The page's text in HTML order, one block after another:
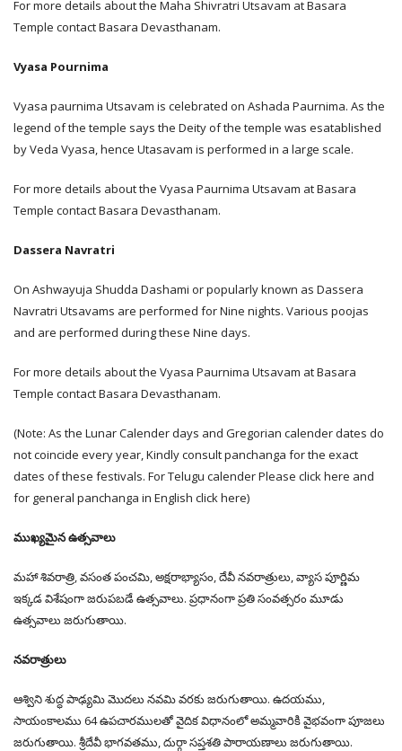
For more details about the Maha Shivratri Utsavam at Basara
Temple contact Basara Devasthanam.
Vyasa Pournima
Vyasa paurnima Utsavam is celebrated on Ashada Paurnima. As the
legend of the temple says the Deity of the temple was esatablished
by Veda Vyasa, hence Utasavam is performed in a large scale.
For more details about the Vyasa Paurnima Utsavam at Basara
Temple contact Basara Devasthanam.
Dassera Navratri
On Ashwayuja Shudda Dashami or popularly known as Dassera
Navratri Utsavams are performed for Nine nights. Various poojas
and are performed during these Nine days.
For more details about the Vyasa Paurnima Utsavam at Basara
Temple contact Basara Devasthanam.
(Note: As the Lunar Calender days and Gregorian calender dates do
not coincide every year, Kindly consult panchanga for the exact
dates of these festivals. For Telugu calender Please click here and
for general panchanga in English click here)
ముఖ్యమైన ఉత్సవాలు
మహా శివరాత్రి, వసంత పంచమి, అక్షరాభ్యాసం, దేవీ నవరాత్రులు, వ్యాస పూర్ణిమ
ఇక్కడ విశేషంగా జరుపబడే ఉత్సవాలు. ప్రధానంగా ప్రతి సంవత్సరం మూడు
ఉత్సవాలు జరుగుతాయి.
నవరాత్రులు
ఆశ్విని శుద్ధ పాఢ్యమి మొదలు నవమి వరకు జరుగుతాయి. ఉదయము,
సాయంకాలము 64 ఉపచారములతో వైదిక విధానంలో అమ్మవారికి వైభవంగా పూజలు
జరుగుతాయి. శ్రీదేవీ భాగవతము, దుర్గా సప్తశతి పారాయణాలు జరుగుతాయి.